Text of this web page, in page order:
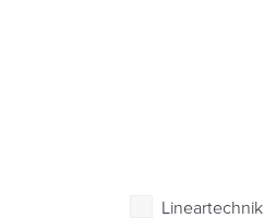
Lineartechnik